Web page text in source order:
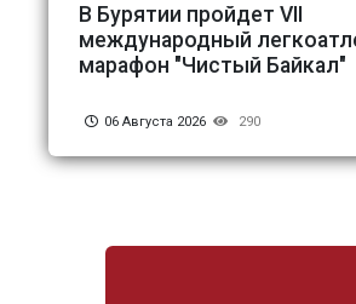
В Бурятии пройдет VII
международный
марафон "Чистый Байкал"
06 Августа 2026 290